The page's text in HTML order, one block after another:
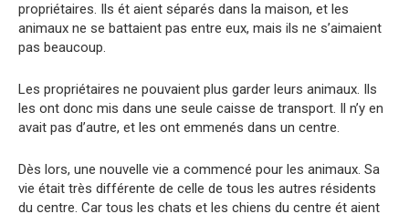
propriétaires. Ils ét aient séparés dans la maison, et les
animaux ne se battaient pas entre eux, mais ils ne s’aimaient
pas beaucoup.
Les propriétaires ne pouvaient plus garder leurs animaux. Ils
les ont donc mis dans une seule caisse de transport. Il n’y en
avait pas d’autre, et les ont emmenés dans un centre.
Dès lors, une nouvelle vie a commencé pour les animaux. Sa
vie était très différente de celle de tous les autres résidents
du centre. Car tous les chats et les chiens du centre ét aient